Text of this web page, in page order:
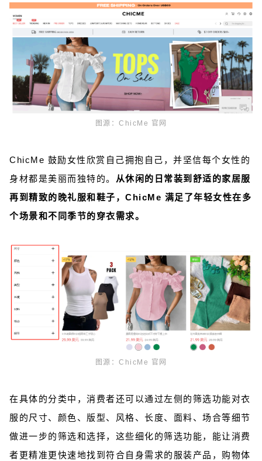
图源： ChicMe 官网
ChicMe 鼓励女性欣赏自己拥抱自己，并坚信每个女性的
身材都是美丽而独特的。 从休闲的日常装到舒适的家居服
再到精致的晚礼服和鞋子，ChicMe 满足了年轻女性在多
个场景和不同季节的穿衣需求。
图源： ChicMe 官网
在具体的分类中，消费者还可以通过左侧的筛选功能对衣
服的尺寸、颜色、版型、风格、长度、面料、场合等细节
做进一步的筛选和选择，这些细化的筛选功能，能让消费
者更精准更快速地找到符合自身需求的服装产品，购物体